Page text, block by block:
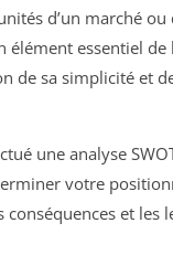
d’un marché ou
élément essentiel
de sa simplicité et
une analyse
votre
conséquences et les